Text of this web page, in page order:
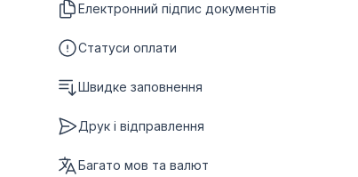
Електронний підпис документів
Статуси оплати
Швидке заповнення
Друк і відправлення
Багато мов та валют